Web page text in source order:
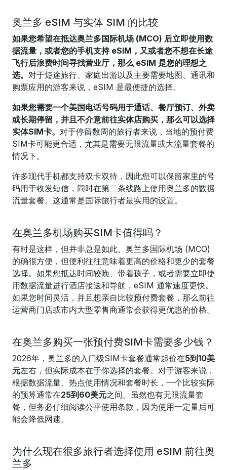
奥兰多 eSIM 与实体 SIM 的比较
如果您希望在抵达奥兰多国际机场 (MCO) 后立即使用数
据流量，或者您的手机支持 eSIM，又或者您不想在长途
飞行后浪费时间寻找营业厅，那么 eSIM 是您的理想之
选。 对于短途旅行、家庭出游以及主要需要地图、通讯和
购票应用的游客来说，eSIM 是最便捷的选择。
如果您需要一个美国电话号码用于通话、餐厅预订、外卖
或长期停留，并且不介意前往实体店购买，那么可以选择
实体SIM卡。 对于停留数周的旅行者来说，当地的预付费
SIM卡可能更合适，尤其是需要无限流量或大流量套餐的
情况下。
许多现代手机都支持双卡双待，因此您可以保留家里的号
码用于收发短信，同时在第二条线路上使用奥兰多的数据
流量套餐。这通常是国际旅行者最实用的设置。
在奥兰多机场购买SIM卡值得吗？
有时是这样，但并非总是如此。奥兰多国际机场 (MCO)
的确很方便，但便利往往意味着更高的价格和更少的套餐
选择。如果您抵达时间较晚、带着孩子，或者需要立即使
用数据流量进行酒店接送和导航，eSIM 通常速度更快。
如果您时间灵活，并且想亲自比较预付费套餐，那么前往
运营商门店或市内大型零售商通常会获得更优惠的价格。
在奥兰多购买一张预付费SIM卡需要多少钱？
2026年，奥兰多的入门级SIM卡套餐通常起价在5到10美
元左右，但实际成本在于你选择的套餐。对于游客来说，
根据数据流量、热点使用情况和套餐时长，一个比较实际
的预算通常在25到60美元之间。虽然也有无限流量套
餐，但务必仔细阅读公平使用条款，因为使用一定量后可
能会降低网速。
为什么现在很多旅行者选择使用 eSIM 前往奥
兰多